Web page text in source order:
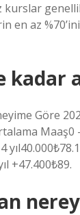
kurslar
en az
kadar
Göre
Maaş0
+47.400₺89.